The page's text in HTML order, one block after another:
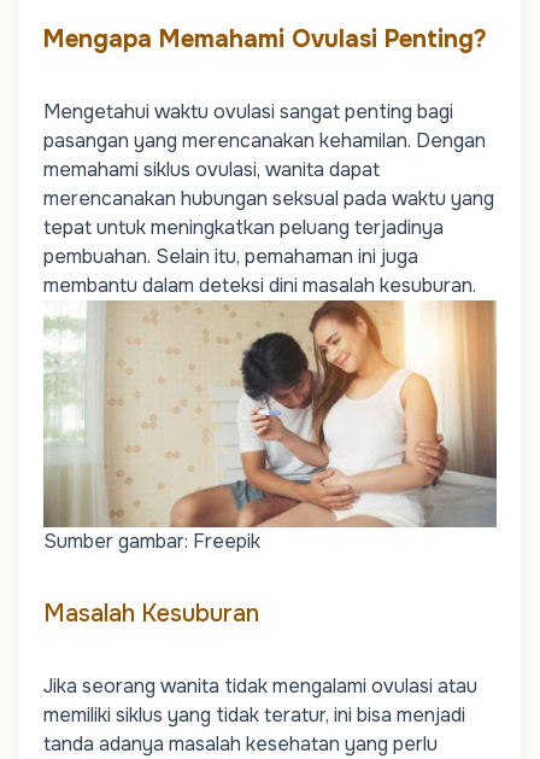
Mengapa Memahami Ovulasi Penting?
Mengetahui waktu ovulasi sangat penting bagi
pasangan yang merencanakan kehamilan. Dengan
memahami siklus ovulasi, wanita dapat
merencanakan hubungan seksual pada waktu yang
tepat untuk meningkatkan peluang terjadinya
pembuahan. Selain itu, pemahaman ini juga
membantu dalam deteksi dini masalah kesuburan.
Sumber gambar: Freepik
Masalah Kesuburan
Jika seorang wanita tidak mengalami ovulasi atau
memiliki siklus yang tidak teratur, ini bisa menjadi
tanda adanya masalah kesehatan yang perlu